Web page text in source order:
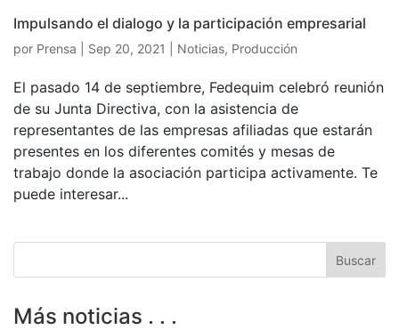
Impulsando el dialogo y la participación empresarial
por Prensa Sep 20, 2021 Noticias, Producción
El pasado 14 de septiembre, Fedequim celebró reunión
de su Junta Directiva, con la asistencia de
representantes de las empresas afiliadas que estarán
presentes en los diferentes comités y mesas de
trabajo donde la asociación participa activamente. Te
puede interesar...
Más noticias . . .